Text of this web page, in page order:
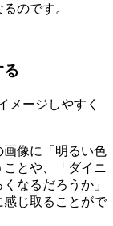
のです。
る
メージしやすく
像に「明るい色
とや、「ダイニ
なるだろうか」
感じ取ることがで